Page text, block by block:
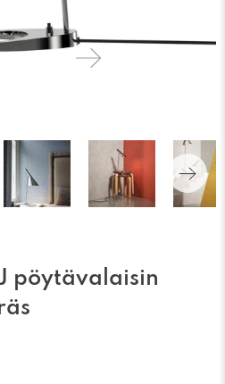
pöytävalaisin